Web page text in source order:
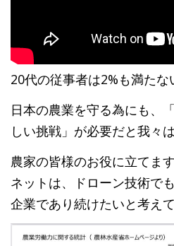
20代の従事者は2%も満たな
日本の農業を守る為にも、
しい挑戦」が必要だと我々
農家の皆様のお役に立てま
ネットは、ドローン技術で
企業であり続けたいと考えて